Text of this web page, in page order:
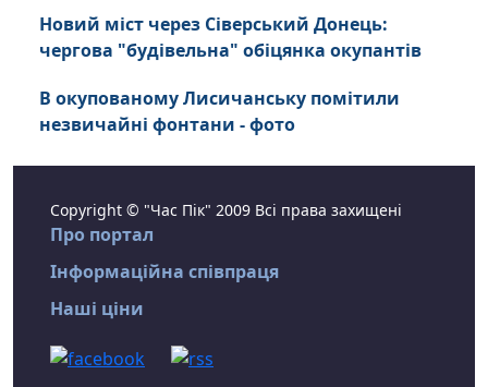
Новий міст через Сіверський Донець:
чергова "будівельна" обіцянка окупантів
В окупованому Лисичанську помітили
незвичайні фонтани - фото
Copyright © "Час Пік" 2009 Всі права захищені
Про портал
Інформаційна співпраця
Наші ціни